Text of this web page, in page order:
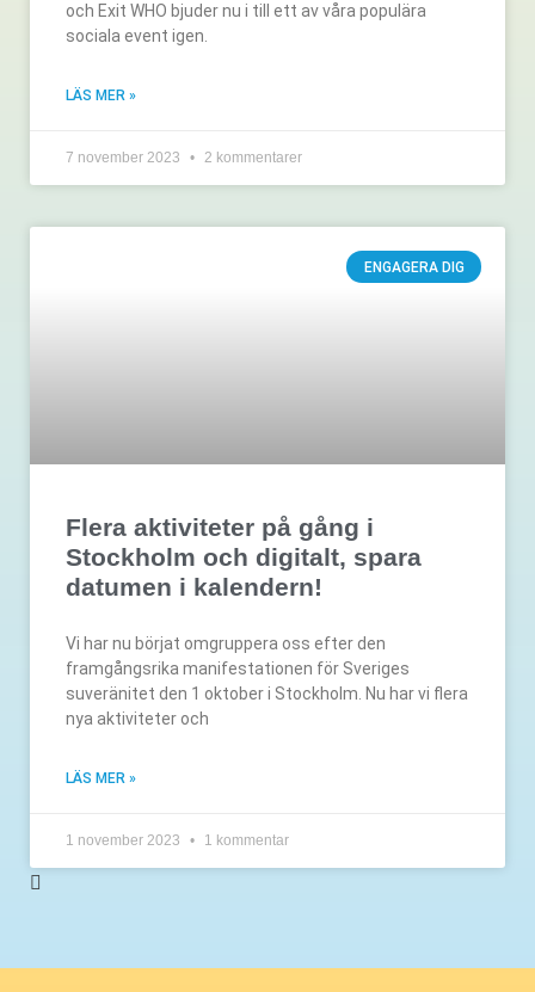
och Exit WHO bjuder nu i till ett av våra populära
sociala event igen.
LÄS MER »
7 november 2023 2 kommentarer
ENGAGERA DIG
Flera aktiviteter på gång i
Stockholm och digitalt, spara
datumen i kalendern!
Vi har nu börjat omgruppera oss efter den
framgångsrika manifestationen för Sveriges
suveränitet den 1 oktober i Stockholm. Nu har vi flera
nya aktiviteter och
LÄS MER »
1 november 2023 1 kommentar